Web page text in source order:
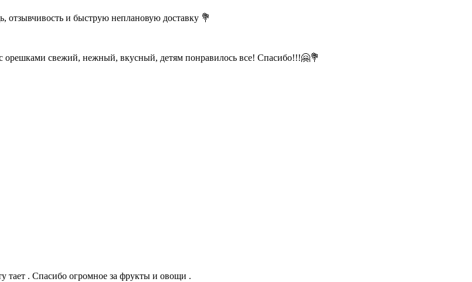
отзывчивость и быструю неплановую доставку 💐
орешками свежий, нежный, вкусный, детям понравилось все! Спасибо!!!🤗💐
тает . Спасибо огромное за фрукты и овощи .